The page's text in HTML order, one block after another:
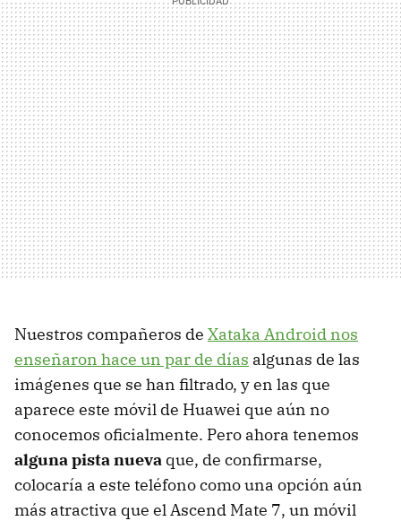
Nuestros compañeros de Xataka Android nos
enseñaron hace un par de días algunas de las
imágenes que se han filtrado, y en las que
aparece este móvil de Huawei que aún no
conocemos oficialmente. Pero ahora tenemos
alguna pista nueva que, de confirmarse,
colocaría a este teléfono como una opción aún
más atractiva que el Ascend Mate 7, un móvil